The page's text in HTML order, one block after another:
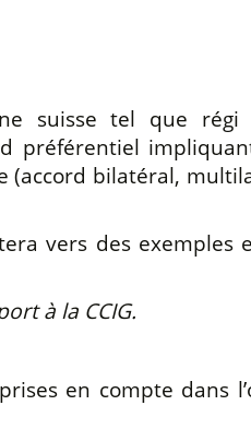
suisse tel que régi
préférentiel
(accord bilatéral,
vers des exemples
à la CCIG.
en compte dans